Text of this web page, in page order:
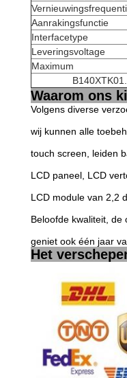
Aanrakingsfunctie
Interfacetype
Leveringsvoltage
Maximum
Waarom ons
Volgens diverse
wij kunnen alle
touch screen, leiden
LCD paneel, LCD
LCD module van 2,2
Beloofde kwaliteit, de
geniet ook één jaar
Het